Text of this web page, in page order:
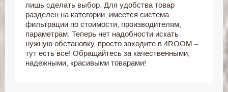
лишь сделать выбор. Для удобства товар
разделен на категории, имеется система
фильтрации по стоимости, производителям,
параметрам. Теперь нет надобности искать
нужную обстановку, просто заходите в 4ROOM –
тут есть все! Обращайтесь за качественными,
надежными, красивыми товарами!